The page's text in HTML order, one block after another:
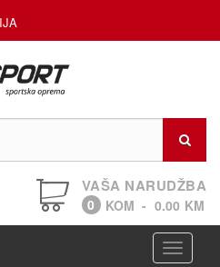
VAŠA NARUDŽBA
0 KOM - 0.00 KM